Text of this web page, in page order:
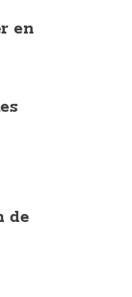
en
de